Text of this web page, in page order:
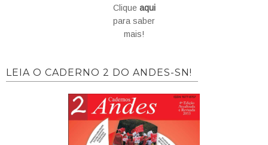
Clique aqui
para saber
mais!
LEIA O CADERNO 2 DO ANDES-SN!